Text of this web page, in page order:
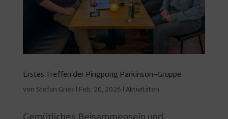
Erstes Treffen der Pingpong Parkinson-Gruppe
von Stefan Gries Feb. 20, 2026 Aktivitäten